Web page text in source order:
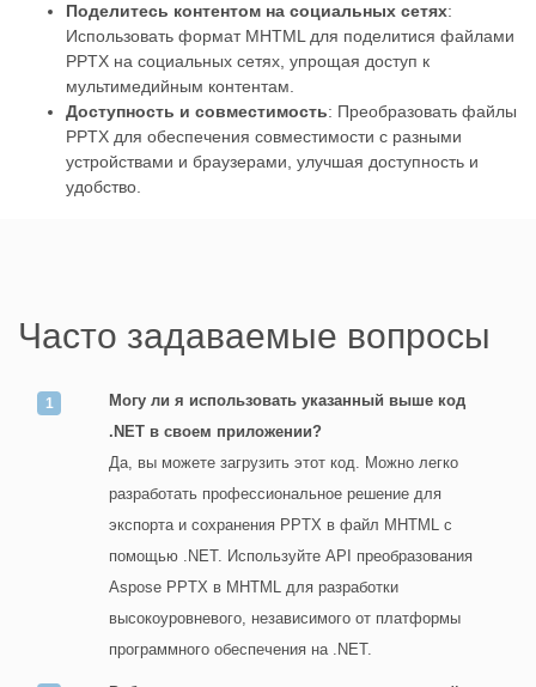
Поделитесь контентом на социальных сетях:
Использовать формат MHTML для поделитися файлами
PPTX на социальных сетях, упрощая доступ к
мультимедийным контентам.
Доступность и совместимость: Преобразовать файлы
PPTX для обеспечения совместимости с разными
устройствами и браузерами, улучшая доступность и
удобство.
Часто задаваемые вопросы
Могу ли я использовать указанный выше код
.NET в своем приложении?
Да, вы можете загрузить этот код. Можно легко
разработать профессиональное решение для
экспорта и сохранения PPTX в файл MHTML с
помощью .NET. Используйте API преобразования
Aspose PPTX в MHTML для разработки
высокоуровневого, независимого от платформы
программного обеспечения на .NET.